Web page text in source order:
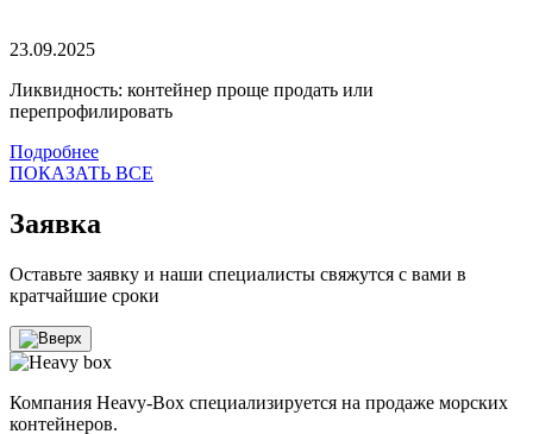
23.09.2025
Ликвидность: контейнер проще продать или
перепрофилировать
Подробнее
ПОКАЗАТЬ ВСЕ
Заявка
Оставьте заявку и наши специалисты свяжутся с вами в
кратчайшие сроки
Компания Heavy-Box специализируется на продаже морских
контейнеров.